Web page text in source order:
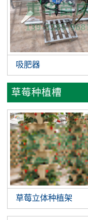
吸肥器
草莓种植槽
草莓立体种植架